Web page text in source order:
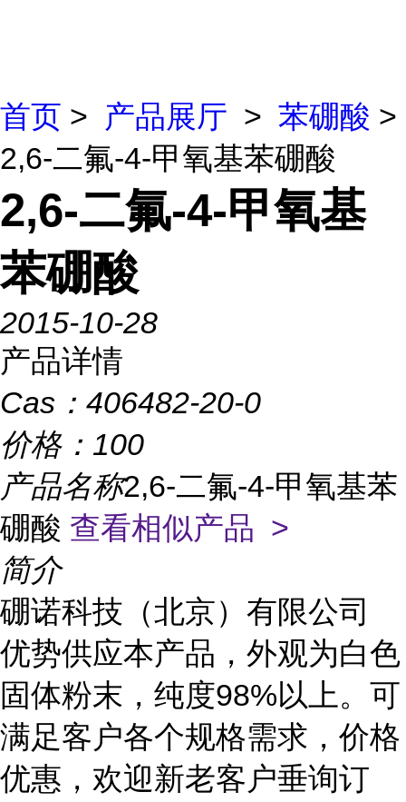
首页 > 产品展厅 > 苯硼酸 >
2,6-二氟-4-甲氧基苯硼酸
2,6-二氟-4-甲氧基
苯硼酸
2015-10-28
产品详情
Cas： 406482-20-0
价格： 100
产品名称2,6-二氟-4-甲氧基苯
硼酸 查看相似产品 >
简介
硼诺科技（北京）有限公司
优势供应本产品，外观为白色
固体粉末，纯度98%以上。可
满足客户各个规格需求，价格
优惠，欢迎新老客户垂询订